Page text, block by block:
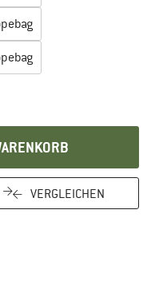
einer Infobox und
VERGLEICHEN
Infos hier! Öffnet